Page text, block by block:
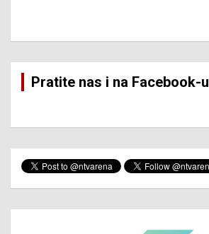
Pratite nas i na Facebook-u